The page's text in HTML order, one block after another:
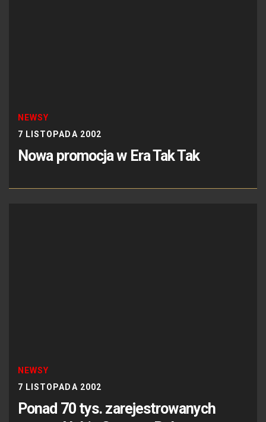
NEWSY
7 LISTOPADA 2002
Nowa promocja w Era Tak Tak
NEWSY
7 LISTOPADA 2002
Ponad 70 tys. zarejestrowanych